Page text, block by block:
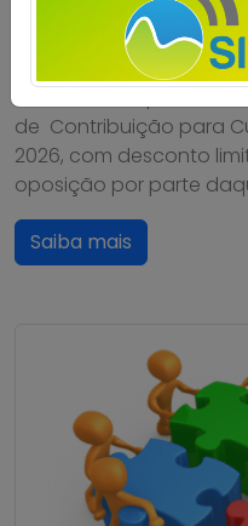
Em assembleia
do Sindpd-RJ, os
Dataprev aprovaram
de Contribuição para
2026, com desconto
oposição por parte
Saiba mais